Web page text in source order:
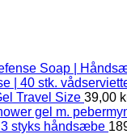
Soap |
| 40 stk.
Travel Size 39,00
gel m.
styks håndsæbe